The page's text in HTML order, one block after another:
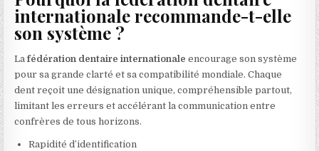
internationale recommande-t-elle
son système ?
Lafédération dentaire internationale encourage son système
pour sa grande clarté et sa compatibilité mondiale. Chaque
dent reçoit une désignation unique, compréhensible partout,
limitant les erreurs et accélérant la communication entre
confrères de tous horizons.
Rapidité d’identification